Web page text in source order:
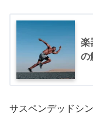
楽
の
サスペンデッドシ